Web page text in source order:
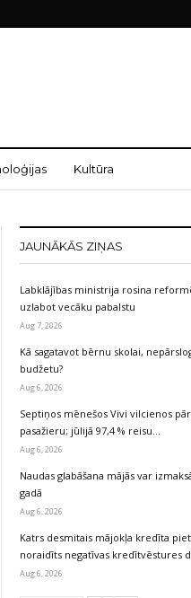
Kultūra
JAUNĀKĀS ZIŅAS
Labklājības ministrija rosina
uzlabot vecāku pabalstu
Aug 7, 2026
Kā sagatavot bērnu skolai,
budžetu?
Aug 6, 2026
Septiņos mēnešos Vivi vilcienos
pasažieru; jūlijā 97,4 % reisu…
Aug 6, 2026
Naudas glabāšana mājās var
gadā
Aug 6, 2026
Katrs desmitais mājokļa kredīta
noraidīts negatīvas kredītvēstures
Aug 6, 2026